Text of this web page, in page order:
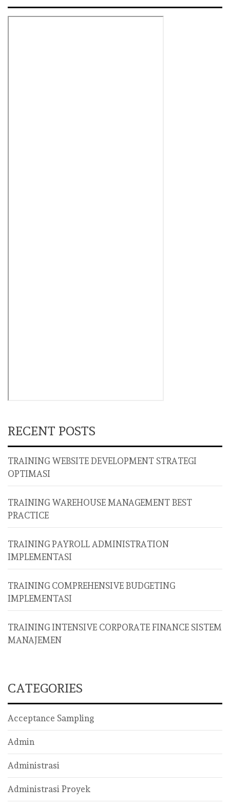
RECENT POSTS
TRAINING WEBSITE DEVELOPMENT STRATEGI
OPTIMASI
TRAINING WAREHOUSE MANAGEMENT BEST
PRACTICE
TRAINING PAYROLL ADMINISTRATION
IMPLEMENTASI
TRAINING COMPREHENSIVE BUDGETING
IMPLEMENTASI
TRAINING INTENSIVE CORPORATE FINANCE SISTEM
MANAJEMEN
CATEGORIES
Acceptance Sampling
Admin
Administrasi
Administrasi Proyek